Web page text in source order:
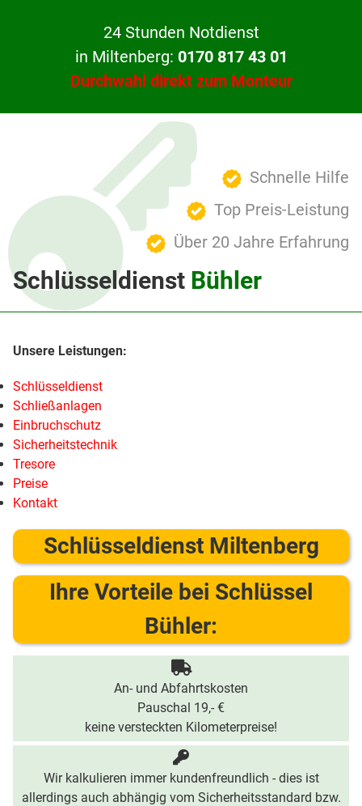
24 Stunden Notdienst
in Miltenberg: 0170 817 43 01
Durchwahl direkt zum Monteur
Schnelle Hilfe
Top Preis-Leistung
Über 20 Jahre Erfahrung
Schlüsseldienst Bühler
Schlüsseldienst
Schließanlagen
Einbruchschutz
Sicherheitstechnik
Tresore
Preise
Kontakt
Schlüsseldienst Miltenberg
Ihre Vorteile bei Schlüssel
Bühler:
An- und Abfahrtskosten
Pauschal 19,- €
keine versteckten Kilometerpreise!
Wir kalkulieren immer kundenfreundlich - dies ist
allerdings auch abhängig vom Sicherheitsstandard bzw.